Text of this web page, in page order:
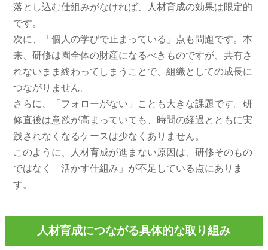
落とし込む仕組みがなければ、人材育成の効果は限定的
です。
次に、「個人の学びで止まっている」点も問題です。本
来、研修は園全体の財産になるべきものですが、共有さ
れないまま終わってしまうことで、組織としての成長に
つながりません。
さらに、「フォローがない」ことも大きな課題です。研
修直後は意欲が高まっていても、時間の経過とともに実
践されなくなるケースは少なくありません。
このように、人材育成が進まない原因は、研修そのもの
ではなく「活かす仕組み」が不足している点にありま
す。
人材育成につながる具体的な取り組み